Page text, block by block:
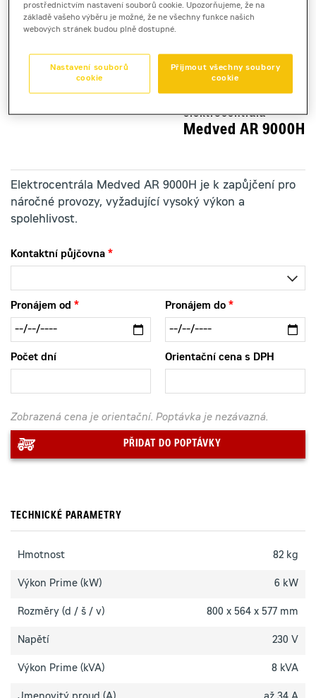
720 Kč bez DPH
871 Kč s DPH
10 000 Kč
elektrocentrála
Medved AR 9000H
Elektrocentrála Medved AR 9000H je k zapůjčení pro
náročné provozy, vyžadující vysoký výkon a
spolehlivost.
Kontaktní půjčovna
Pronájem od Pronájem do
Počet dní Orientační cena s DPH
Zobrazená cena je orientační. Poptávka je nezávazná.
PŘIDAT DO POPTÁVKY
TECHNICKÉ PARAMETRY
Hmotnost 82 kg
Výkon Prime (kW) 6 kW
Rozměry (d / š / v) 800 x 564 x 577 mm
Napětí 230 V
Výkon Prime (kVA) 8 kVA
prostřednictvím nastavení souborů cookie. Upozorňujeme, že na
základě vašeho výběru je možné, že ne všechny funkce našich
webových stránek budou plně dostupné.
Přijmout všechny soubory
cookie
Nastavení souborů
cookie